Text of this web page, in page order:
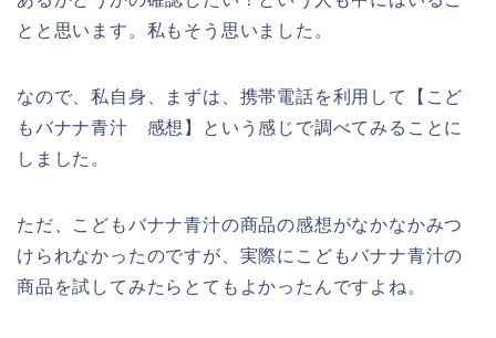
とと思います。私もそう思いました。
なので、私自身、まずは、携帯電話を利用して【こど
もバナナ青汁 感想】という感じで調べてみることに
しました。
ただ、こどもバナナ青汁の商品の感想がなかなかみつ
けられなかったのですが、実際にこどもバナナ青汁の
商品を試してみたらとてもよかったんですよね。